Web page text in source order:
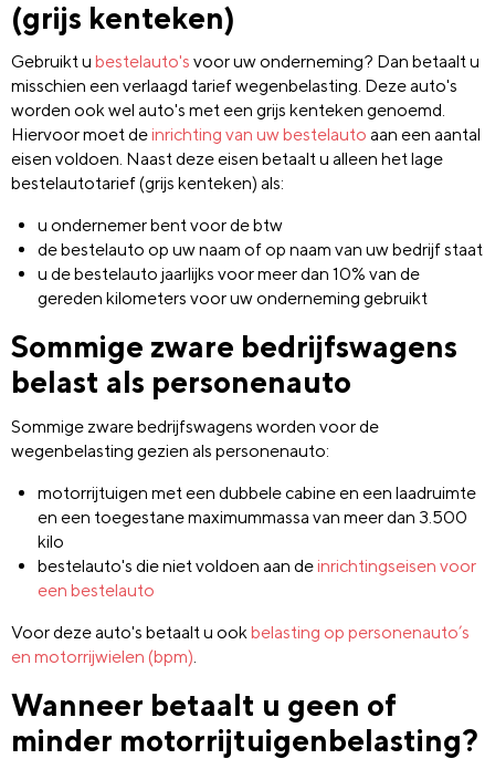
(grijs kenteken)
Gebruikt u bestelauto's voor uw onderneming? Dan betaalt u
misschien een verlaagd tarief wegenbelasting. Deze auto's
worden ook wel auto's met een grijs kenteken genoemd.
Hiervoor moet deinrichting van uw bestelauto aan een aantal
eisen voldoen. Naast deze eisen betaalt u alleen het lage
bestelautotarief (grijs kenteken) als:
u ondernemer bent voor de btw
de bestelauto op uw naam of op naam van uw bedrijf staat
u de bestelauto jaarlijks voor meer dan 10% van de
gereden kilometers voor uw onderneming gebruikt
Sommige zware bedrijfswagens
belast als personenauto
Sommige zware bedrijfswagens worden voor de
wegenbelasting gezien als personenauto:
motorrijtuigen met een dubbele cabine en een laadruimte
en een toegestane maximummassa van meer dan 3.500
kilo
bestelauto's die niet voldoen aan deinrichtingseisen voor
een bestelauto
Voor deze auto's betaalt u ookbelasting op personenauto’s
en motorrijwielen (bpm).
Wanneer betaalt u geen of
minder motorrijtuigenbelasting?